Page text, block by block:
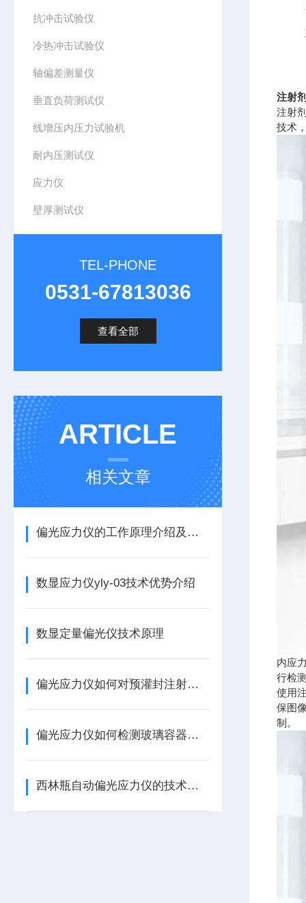
抗冲击试验仪
冷热冲击试验仪
轴偏差测量仪
垂直负荷测试仪
线增压内压力试验机
耐内压测试仪
应力仪
壁厚测试仪
TEL-PHONE
0531-67813036
查看全部
ARTICLE
相关文章
偏光应力仪的工作原理介绍及使用方法
数显应力仪yly-03技术优势介绍
数显定量偏光仪技术原理
偏光应力仪如何对预灌封注射器用硼硅玻璃针管进行内应力检测？
偏光应力仪如何检测玻璃容器内应力？药典4003内应力测定解决方案
西林瓶自动偏光应力仪的技术原理与应用研究
注射
注射
技术
内应
行检
使用
保图
制。